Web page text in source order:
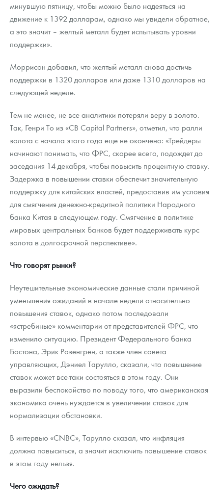
минувшую пятницу, чтобы можно было надеяться на
движение к 1392 долларам, однако мы увидели обратное,
а это значит – желтый металл будет испытывать уровни
поддержки».
Моррисон добавил, что желтый металл снова достичь
поддержки в 1320 долларов или даже 1310 долларов на
следующей неделе.
Тем не менее, не все аналитики потеряли веру в золото.
Так, Генри То из «CB Capital Partners», отметил, что ралли
золота с начала этого года еще не окончено: «Трейдеры
начинают понимать, что ФРС, скорее всего, подождет до
заседания 14 декабря, чтобы повысить процентную ставку.
Задержка в повышении ставки обеспечит значительную
поддержку для китайских властей, предоставив им условия
для смягчения денежно-кредитной политики Народного
банка Китая в следующем году. Смягчение в политике
мировых центральных банков будет поддерживать курс
золота в долгосрочной перспективе».
Что говорят рынки?
Неутешительные экономические данные стали причиной
уменьшения ожиданий в начале недели относительно
повышения ставок, однако потом последовали
«ястребиные» комментарии от представителей ФРС, что
изменило ситуацию. Президент Федерального банка
Бостона, Эрик Розенгрен, а также член совета
управляющих, Дэниел Тарулло, сказали, что повышение
ставок может все-таки состояться в этом году. Они
выразили беспокойство по поводу того, что американская
экономика очень нуждается в увеличении ставок для
нормализации обстановки.
В интервью «CNBC», Тарулло сказал, что инфляция
должна повыситься, а значит исключить повышение ставок
в этом году нельзя.
Чего ожидать?